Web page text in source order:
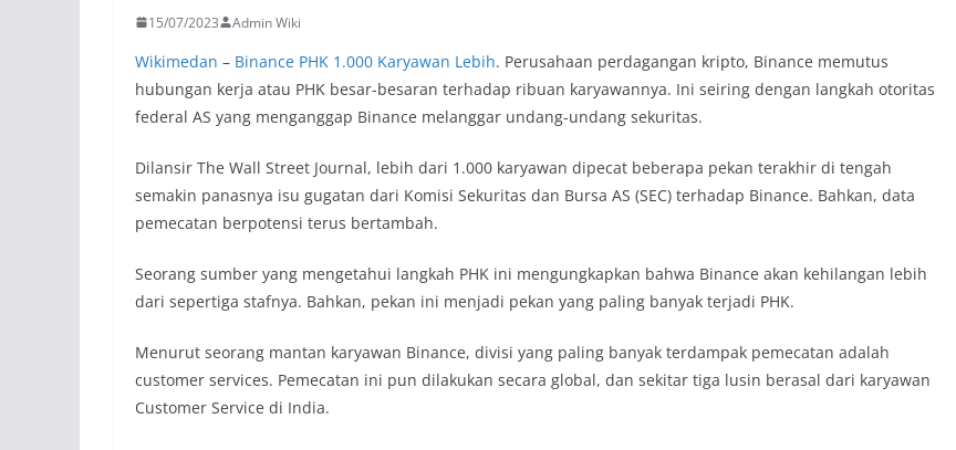
15/07/2023 Admin Wiki
Wikimedan – Binance PHK 1.000 Karyawan Lebih. Perusahaan perdagangan kripto, Binance memutus
hubungan kerja atau PHK besar-besaran terhadap ribuan karyawannya. Ini seiring dengan langkah otoritas
federal AS yang menganggap Binance melanggar undang-undang sekuritas.
Dilansir The Wall Street Journal, lebih dari 1.000 karyawan dipecat beberapa pekan terakhir di tengah
semakin panasnya isu gugatan dari Komisi Sekuritas dan Bursa AS (SEC) terhadap Binance. Bahkan, data
pemecatan berpotensi terus bertambah.
Seorang sumber yang mengetahui langkah PHK ini mengungkapkan bahwa Binance akan kehilangan lebih
dari sepertiga stafnya. Bahkan, pekan ini menjadi pekan yang paling banyak terjadi PHK.
Menurut seorang mantan karyawan Binance, divisi yang paling banyak terdampak pemecatan adalah
customer services. Pemecatan ini pun dilakukan secara global, dan sekitar tiga lusin berasal dari karyawan
Customer Service di India.